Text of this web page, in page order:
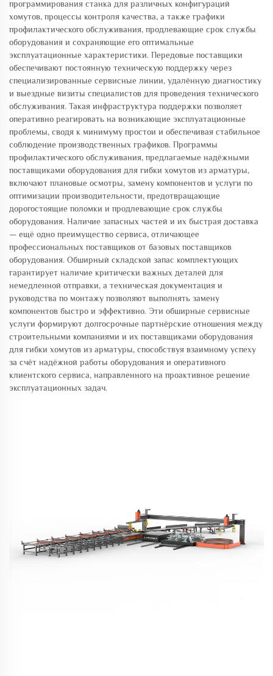
программирования станка для различных конфигураций
хомутов, процессы контроля качества, а также графики
профилактического обслуживания, продлевающие срок службы
оборудования и сохраняющие его оптимальные
эксплуатационные характеристики. Передовые поставщики
обеспечивают постоянную техническую поддержку через
специализированные сервисные линии, удалённую диагностику
и выездные визиты специалистов для проведения технического
обслуживания. Такая инфраструктура поддержки позволяет
оперативно реагировать на возникающие эксплуатационные
проблемы, сводя к минимуму простои и обеспечивая стабильное
соблюдение производственных графиков. Программы
профилактического обслуживания, предлагаемые надёжными
поставщиками оборудования для гибки хомутов из арматуры,
включают плановые осмотры, замену компонентов и услуги по
оптимизации производительности, предотвращающие
дорогостоящие поломки и продлевающие срок службы
оборудования. Наличие запасных частей и их быстрая доставка
— ещё одно преимущество сервиса, отличающее
профессиональных поставщиков от базовых поставщиков
оборудования. Обширный складской запас комплектующих
гарантирует наличие критически важных деталей для
немедленной отправки, а техническая документация и
руководства по монтажу позволяют выполнять замену
компонентов быстро и эффективно. Эти обширные сервисные
услуги формируют долгосрочные партнёрские отношения между
строительными компаниями и их поставщиками оборудования
для гибки хомутов из арматуры, способствуя взаимному успеху
за счёт надёжной работы оборудования и оперативного
клиентского сервиса, направленного на проактивное решение
эксплуатационных задач.